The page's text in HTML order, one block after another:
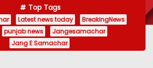
Top Tags
Latest news today
BreakingNews
punjab news
Jangesamachar
Jang E Samachar